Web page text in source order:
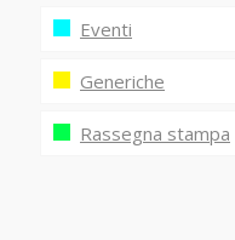
Eventi
Generiche
Rassegna stampa